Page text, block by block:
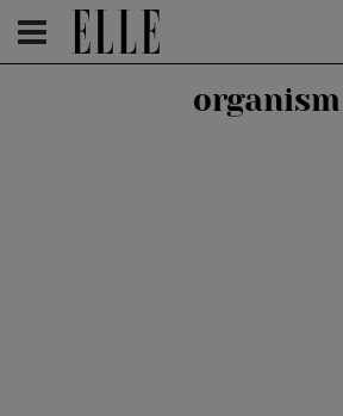
HOMEPAGE /HEALTH & DIET
organism